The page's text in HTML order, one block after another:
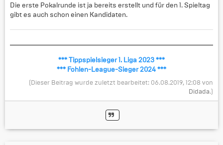
Die erste Pokalrunde ist ja bereits erstellt und für den 1. Spieltag
gibt es auch schon einen Kandidaten.
*** Tippspielsieger 1. Liga 2023 ***
*** Fohlen-League-Sieger 2024 ***
(Dieser Beitrag wurde zuletzt bearbeitet: 06.08.2019, 12:08 von
Didada.)